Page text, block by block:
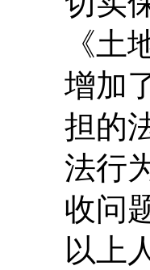
《
增加
担的
法行
收问
以上